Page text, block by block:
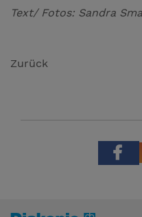
Text/ Fotos: Sandra
Zurück